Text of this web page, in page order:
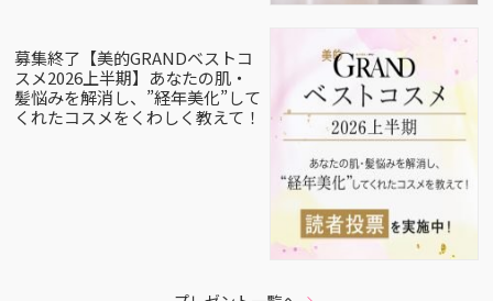
募集終了【美的GRANDベストコ
スメ2026上半期】あなたの肌・
髪悩みを解消し、”経年美化”して
くれたコスメをくわしく教えて！